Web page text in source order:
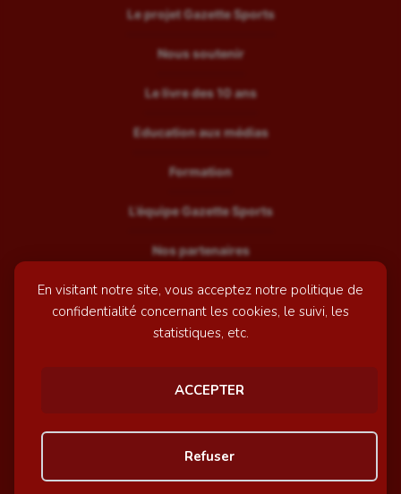
En visitant notre site, vous acceptez notre politique de
confidentialité concernant les cookies, le suivi, les
statistiques, etc.
ACCEPTER
Refuser
Le projet Gazette Sports
Nous soutenir
Le livre des 10 ans
Education aux médias
Formation
L’équipe Gazette Sports
Nos partenaires
Recrutement
Mentions légales
© GazetteSports - 2026 | Site internet réalisé par
Awelty